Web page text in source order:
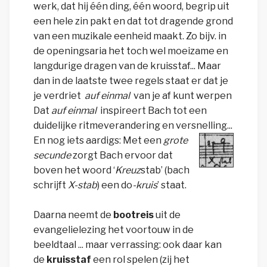
werk, dat hij één ding, één woord, begrip uit
een hele zin pakt en dat tot dragende grond
van een muzikale eenheid maakt. Zo bijv. in
de openingsaria het toch wel moeizame en
langdurige dragen van de kruisstaf... Maar
dan in de laatste twee regels staat er dat je
je verdriet auf einmal van je af kunt werpen
Dat auf einmalinspireert Bach tot een
duidelijke ritmeverandering en versnelling...
En nog iets aardigs: Met een grote
secundezorgt Bach ervoor dat
boven het woord ‘Kreuzstab’ (bach
schrijft X-stab) een do-kruis’ staat.
Daarna neemt de bootreisuit de
evangelielezing het voortouw in de
beeldtaal ... maar verrassing: ook daar kan
de kruisstaf een rol spelen (zij het